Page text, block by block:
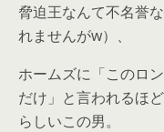
脅迫王なんて不名誉
れませんがw）、
ホームズに「このロ
だけ」と言われるほ
らしいこの男。